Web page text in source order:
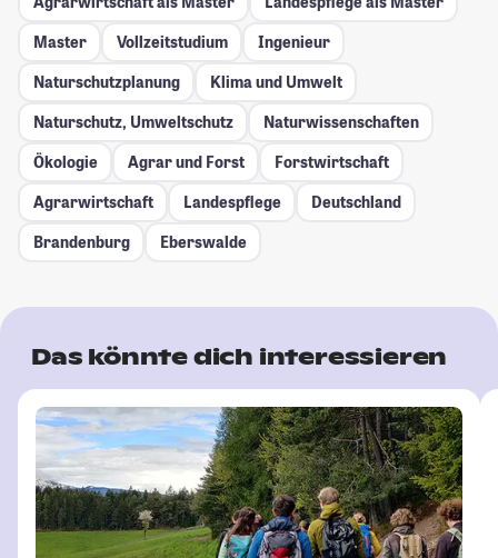
Master
Vollzeitstudium
Ingenieur
Naturschutzplanung
Klima und Umwelt
Naturschutz, Umweltschutz
Naturwissenschaften
Ökologie
Agrar und Forst
Forstwirtschaft
Agrarwirtschaft
Landespflege
Deutschland
Brandenburg
Eberswalde
Das könnte dich interessieren